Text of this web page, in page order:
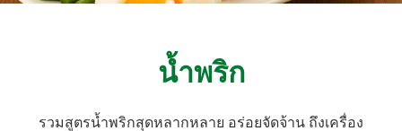
เมนูอาหารประจำภาคน้ำพริก
รวมสูตรน้ำพริกสุดหลากหลาย อร่อยจัดจ้าน ถึงเครื่อง